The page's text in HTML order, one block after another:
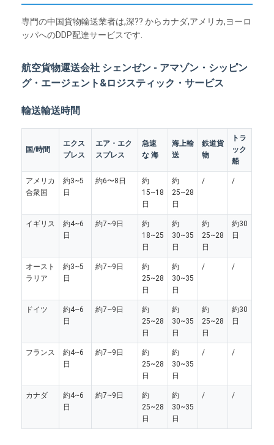
専門の中国貨物輸送業者は,深?? からカナダ,アメリカ,ヨーロ
ッパへのDDP配達サービスです.
航空貨物運送会社 シェンゼン - アマゾン・シッピン
グ・エージェント&ロジスティック・サービス
輸送輸送時間
国/時間
エクス
プレス
エア・エク
スプレス
急速
な 海
海上輸
送
鉄道貨
物
トラ
ック
船
アメリカ
合衆国
約3~5
日
約6〜8日
約
15~18
日
約
25~28
日
/ /
イギリス
約4~6
日
約7~9日
約
18~25
日
約
30~35
日
約
25~28
日
約30
日
オースト
ラリア
約3~5
日
約7~9日
約
25~28
日
約
30~35
日
/ /
ドイツ
約4~6
日
約7~9日
約
25~28
日
約
30~35
日
約
25~28
日
約30
日
フランス
約4~6
日
約7~9日
約
25~28
日
約
30~35
日
/ /
カナダ
約4~6
日
約7~9日
約
25~28
日
約
30~35
日
/ /